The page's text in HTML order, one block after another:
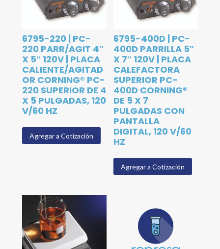
6795-220 | PC-
220 PARR/AGIT 4″
X 5″ 120V | PLACA
CALIENTE/AGITAD
OR CORNING® PC-
220 SUPERIOR DE 4
X 5 PULGADAS, 120
V/60 HZ
Agregar a Cotización
6795-400D | PC-
400D PARRILLA 5″
X 7″ 120V | PLACA
CALEFACTORA
SUPERIOR PC-
400D CORNING®
DE 5 X 7
PULGADAS CON
PANTALLA
DIGITAL, 120 V/60
HZ
Agregar a Cotización